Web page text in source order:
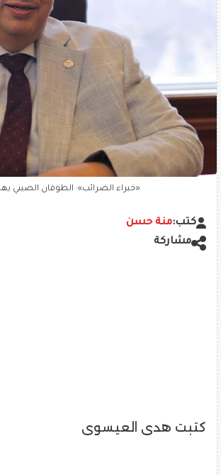
«خبراء الضرائب»: الطوفان الصيني
كتب:منة حسن
مشاركة
كتبت هدى العيسوى